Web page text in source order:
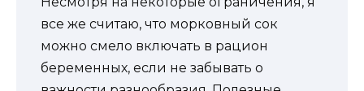
все же считаю, что морковный сок
можно смело включать в рацион
беременных, если не забывать о